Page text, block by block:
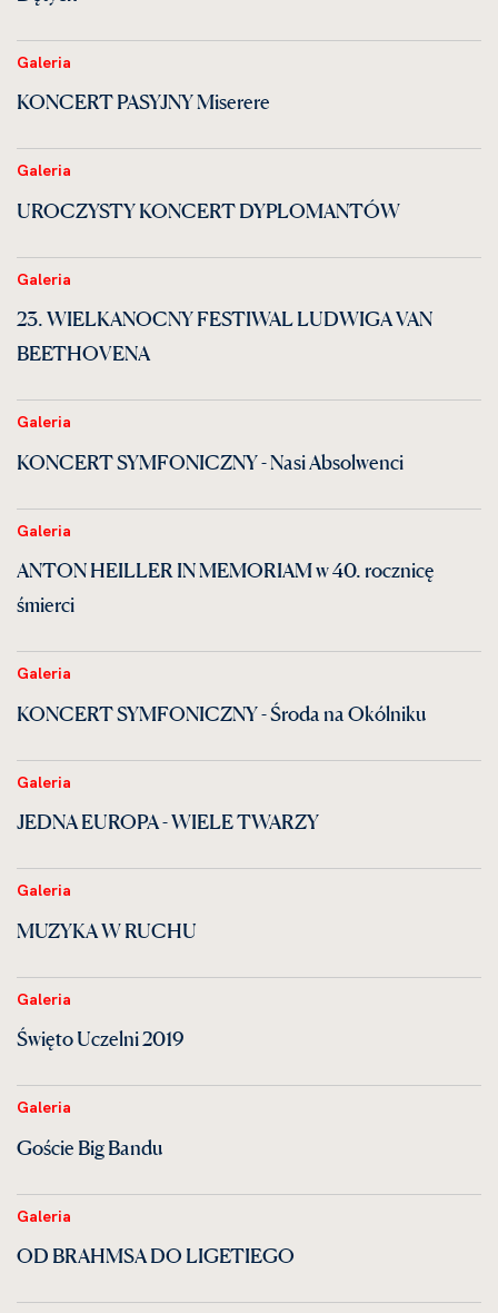
Galeria
KONCERT PASYJNY Miserere
Galeria
UROCZYSTY KONCERT DYPLOMANTÓW
Galeria
23. WIELKANOCNY FESTIWAL LUDWIGA VAN
BEETHOVENA
Galeria
KONCERT SYMFONICZNY - Nasi Absolwenci
Galeria
ANTON HEILLER IN MEMORIAM w 40. rocznicę
śmierci
Galeria
KONCERT SYMFONICZNY - Środa na Okólniku
Galeria
JEDNA EUROPA - WIELE TWARZY
Galeria
MUZYKA W RUCHU
Galeria
Święto Uczelni 2019
Galeria
Goście Big Bandu
Galeria
OD BRAHMSA DO LIGETIEGO